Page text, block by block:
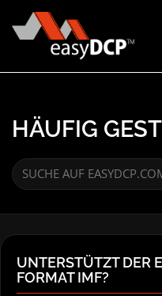
HÄUFIG
UNTERSTÜTZT DER
FORMAT IMF?